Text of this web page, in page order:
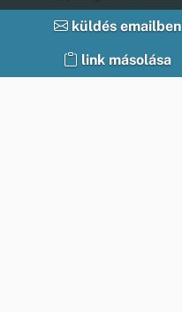
küldés emailben
link másolása